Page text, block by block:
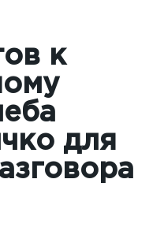
к
для